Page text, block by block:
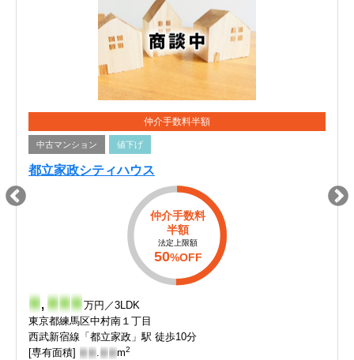
仲介手数料半額
中古マンション 値下げ
都立家政シティハウス
仲介手数料
半額
法定上限額
50%OFF
- ,- - - 万円／3LDK
東京都練馬区中村南１丁目
西武新宿線「都立家政」駅 徒歩10分
[専有面積] - - .- - m2